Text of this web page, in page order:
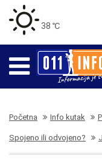
38 ℃
Početna Info kutak
Spojeno ili odvojeno?